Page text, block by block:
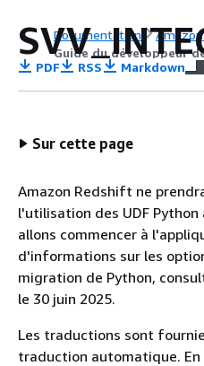
Documentation
Guide du développeur
PDF RSS Markdown
Sur cette page
Amazon Redshift ne
l'utilisation des UDF Python
allons commencer à
d'informations sur les
migration de Python,
le 30 juin 2025.
Les traductions sont
traduction automatique.